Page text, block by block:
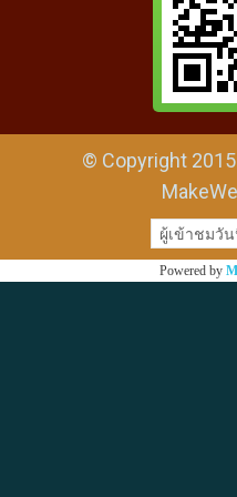
© Copyright
ผู้เข้าชมวั
Powered by